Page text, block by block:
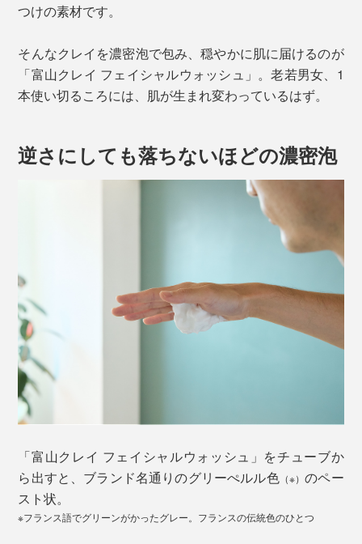
つけの素材です。
そんなクレイを濃密泡で包み、穏やかに肌に届けるのが
「富山クレイ フェイシャルウォッシュ」。老若男女、1
本使い切るころには、肌が生まれ変わっているはず。
逆さにしても落ちないほどの濃密泡
「富山クレイ フェイシャルウォッシュ」をチューブか
ら出すと、ブランド名通りのグリーぺルル色（※）のペー
スト状。
※フランス語でグリーンがかったグレー。フランスの伝統色のひとつ